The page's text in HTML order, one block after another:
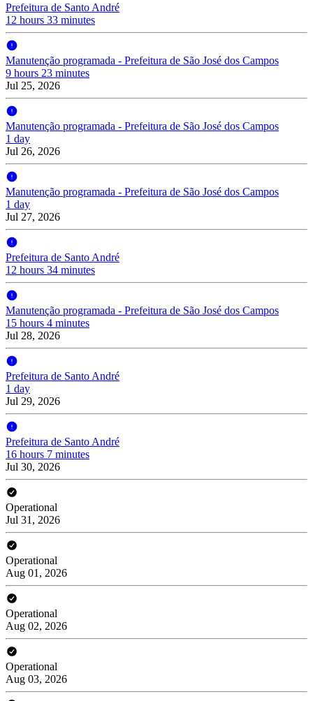
Prefeitura de Santo André
12 hours 33 minutes
Manutenção programada - Prefeitura de São José dos Campos
9 hours 23 minutes
Jul 25, 2026
Manutenção programada - Prefeitura de São José dos Campos
1 day
Jul 26, 2026
Manutenção programada - Prefeitura de São José dos Campos
1 day
Jul 27, 2026
Prefeitura de Santo André
12 hours 34 minutes
Manutenção programada - Prefeitura de São José dos Campos
15 hours 4 minutes
Jul 28, 2026
Prefeitura de Santo André
1 day
Jul 29, 2026
Prefeitura de Santo André
16 hours 7 minutes
Jul 30, 2026
Operational
Jul 31, 2026
Operational
Aug 01, 2026
Operational
Aug 02, 2026
Operational
Aug 03, 2026